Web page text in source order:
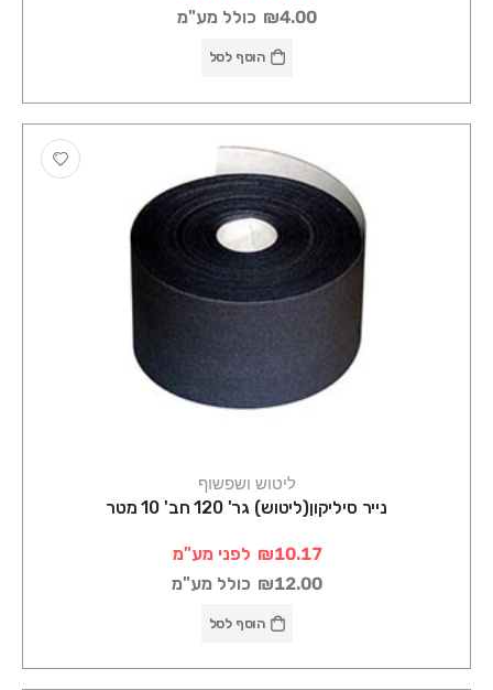
₪4.00 כולל מע"מ
הוסף לסל
ליטוש ושפשוף
נייר סיליקון(ליטוש) גר' 120 חב' 10 מטר
₪10.17 לפני מע"מ
₪12.00 כולל מע"מ
הוסף לסל